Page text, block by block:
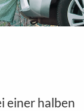
einer halben